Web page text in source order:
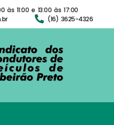
às 11:00 e 13:00 às 17:00
(16) 3625-4326